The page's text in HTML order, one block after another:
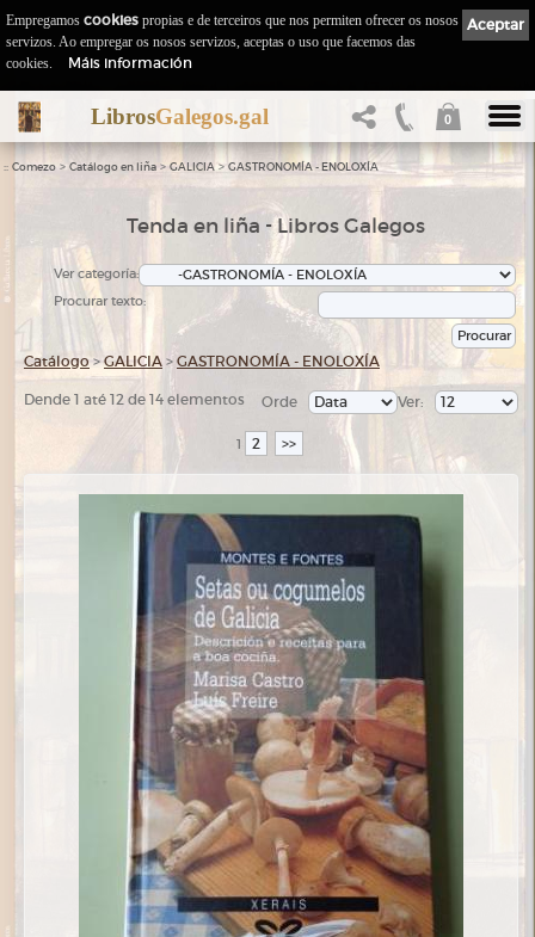
LibrosGalegos.gal 0
:: Comezo > Catálogo en liña > GALICIA> GASTRONOMÍA - ENOLOXÍA
Tenda en liña - Libros Galegos
Ver categoría:
Procurar texto:
Catálogo >GALICIA > GASTRONOMÍA - ENOLOXÍA
Dende 1 até 12 de 14 elementos Ver:
Orde
1 2 >>
Aceptar
Empregamos cookies propias e de terceiros que nos permiten ofrecer os nosos
servizos. Ao empregar os nosos servizos, aceptas o uso que facemos das
cookies.
Máis información